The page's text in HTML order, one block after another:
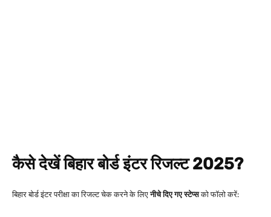
कैसे देखें बिहार बोर्ड इंटर रिजल्ट 2025?
बिहार बोर्ड इंटर परीक्षा का रिजल्ट चेक करने के लिएनीचे दिए गए स्टेप्सको फॉलो करें: